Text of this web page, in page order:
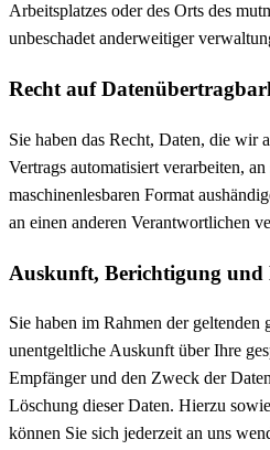
Arbeitsplatzes oder des Orts des
unbeschadet anderweitiger
Recht auf
Sie haben das Recht, Daten, die
Vertrags automatisiert verarbeiten,
maschinenlesbaren Format
an einen anderen Verantwortlichen
Auskunft, Berichtigung und
Sie haben im Rahmen der
unentgeltliche Auskunft über Ihre
Empfänger und den Zweck der
Löschung dieser Daten. Hierzu
können Sie sich jederzeit an uns